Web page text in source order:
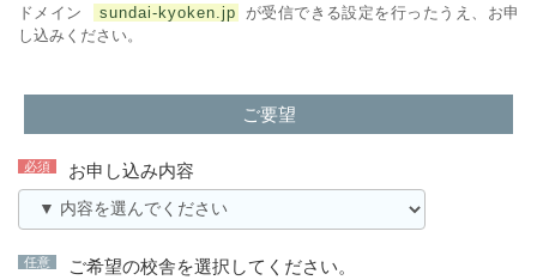
ドメイン
sundai-kyoken.jp
が受信できる設定を行ったうえ、お申
し込みください。
ご要望
お申し込み内容
ご希望の校舎を選択してください。